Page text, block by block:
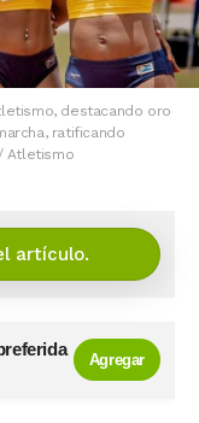
destacando oro
ratificando
Atletismo
artículo.
Agregar